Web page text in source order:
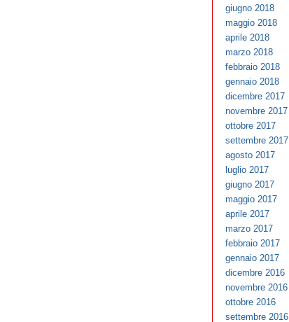
giugno 2018
maggio 2018
aprile 2018
marzo 2018
febbraio 2018
gennaio 2018
dicembre 2017
novembre 2017
ottobre 2017
settembre 2017
agosto 2017
luglio 2017
giugno 2017
maggio 2017
aprile 2017
marzo 2017
febbraio 2017
gennaio 2017
dicembre 2016
novembre 2016
ottobre 2016
settembre 2016